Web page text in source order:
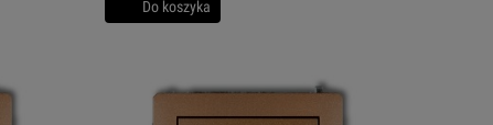
Do koszyka